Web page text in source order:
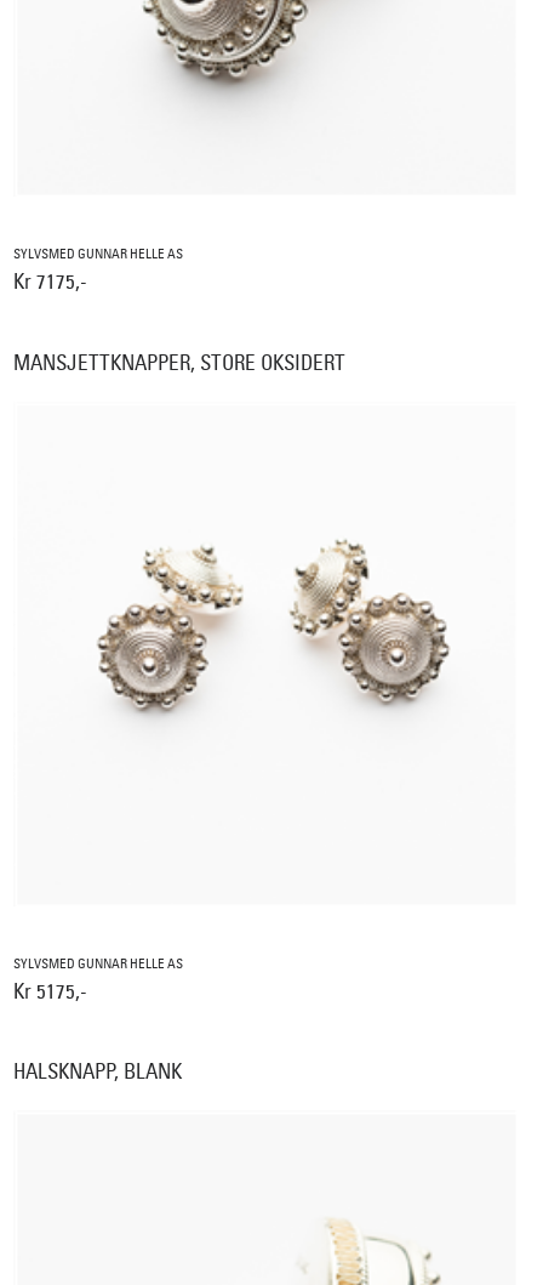
SYLVSMED GUNNAR HELLE AS
Kr 7175,-
MANSJETTKNAPPER, STORE OKSIDERT
SYLVSMED GUNNAR HELLE AS
Kr 5175,-
HALSKNAPP, BLANK